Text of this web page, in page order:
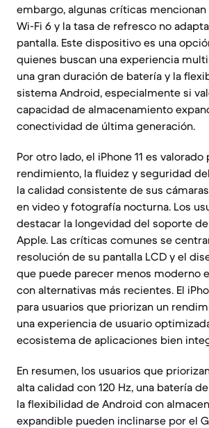
embargo, algunas críticas mencionan
Wi-Fi 6 y la tasa de refresco no
pantalla. Este dispositivo es una
quienes buscan una experiencia
una gran duración de batería y la
sistema Android, especialmente si
capacidad de almacenamiento
conectividad de última generación.
Por otro lado, el iPhone 11 es
rendimiento, la fluidez y seguridad
la calidad consistente de sus
en video y fotografía nocturna. Los
destacar la longevidad del soporte
Apple. Las críticas comunes se
resolución de su pantalla LCD y el
que puede parecer menos moderno
con alternativas más recientes. El
para usuarios que priorizan un
una experiencia de usuario
ecosistema de aplicaciones bien
En resumen, los usuarios que
alta calidad con 120 Hz, una batería
la flexibilidad de Android con
expandible pueden inclinarse por el